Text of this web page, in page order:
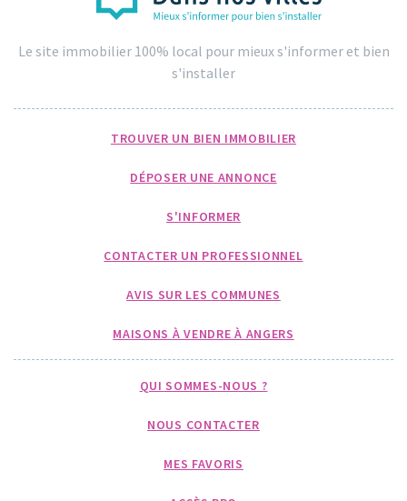
Le site immobilier 100% local pour mieux s'informer et bien
s'installer
TROUVER UN BIEN IMMOBILIER
DÉPOSER UNE ANNONCE
S'INFORMER
CONTACTER UN PROFESSIONNEL
AVIS SUR LES COMMUNES
MAISONS À VENDRE À ANGERS
QUI SOMMES-NOUS ?
NOUS CONTACTER
MES FAVORIS